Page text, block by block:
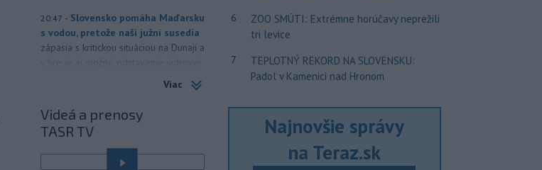
20:47 - Slovensko pomáha Maďarsku
s vodou, pretože naši južní susedia
zápasia s kritickou situáciou na Dunaji a
objavila ďalší podzemný tunel,
ktorý mal
slúžiť na nelegálne
prevádzanie migrantov z Bieloruska
na územie tohto členského štátu
Viac
Videá a prenosy
TASR TV
6
ZOO SMÚTI: Extrémne horúčavy neprežili
tri levice
7
TEPLOTNÝ REKORD NA SLOVENSKU:
Padol v Kamenici nad Hronom
Najnovšie správy
na Teraz.sk